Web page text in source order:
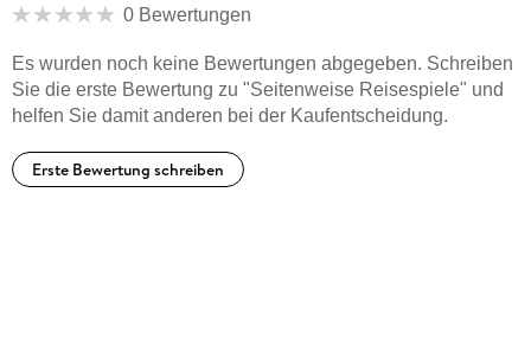
0 Bewertungen
Es wurden noch keine Bewertungen abgegeben. Schreiben
Sie die erste Bewertung zu "Seitenweise Reisespiele" und
helfen Sie damit anderen bei der Kaufentscheidung.
Erste Bewertung schreiben